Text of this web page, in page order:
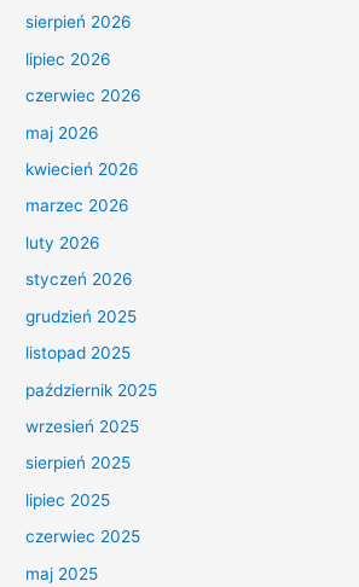
sierpień 2026
lipiec 2026
czerwiec 2026
maj 2026
kwiecień 2026
marzec 2026
luty 2026
styczeń 2026
grudzień 2025
listopad 2025
październik 2025
wrzesień 2025
sierpień 2025
lipiec 2025
czerwiec 2025
maj 2025